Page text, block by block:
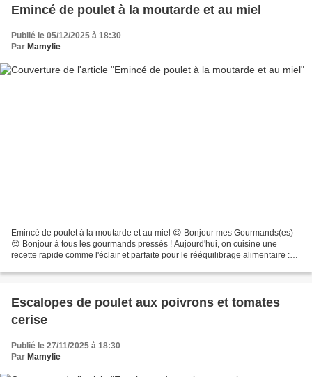
Emincé de poulet à la moutarde et au miel
Publié le 05/12/2025 à 18:30
Par Mamylie
Emincé de poulet à la moutarde et au miel 😍 Bonjour mes Gourmands(es)
😍 Bonjour à tous les gourmands pressés ! Aujourd'hui, on cuisine une
recette rapide comme l'éclair et parfaite pour le rééquilibrage alimentaire :
Escalopes de poulet aux poivrons et tomates
cerise
Publié le 27/11/2025 à 18:30
Par Mamylie